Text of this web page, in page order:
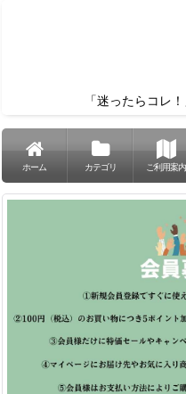
「迷ったらコレ
ホーム カテゴリ ご利用案内